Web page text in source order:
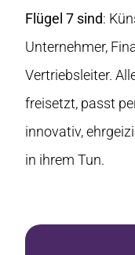
Flügel 7 sind:
Unternehmer,
Vertriebsleiter.
freisetzt, passt
innovativ,
in ihrem Tun.